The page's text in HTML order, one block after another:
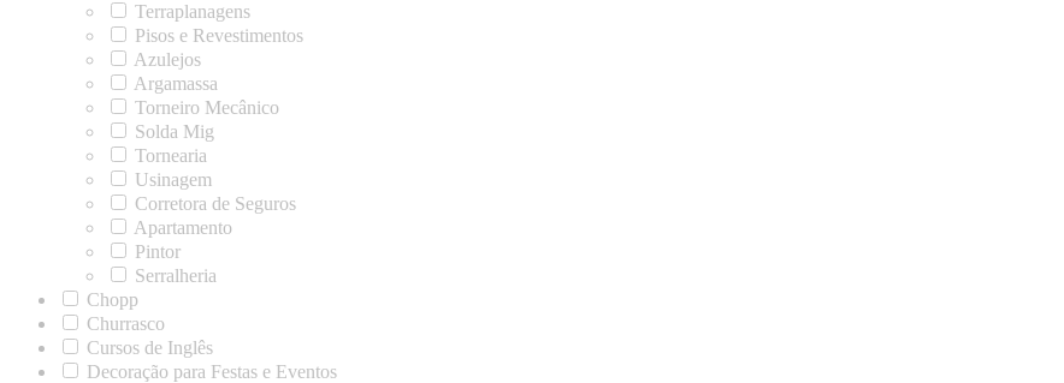
Terraplanagens
Pisos e Revestimentos
Azulejos
Argamassa
Torneiro Mecânico
Solda Mig
Tornearia
Usinagem
Corretora de Seguros
Apartamento
Pintor
Serralheria
Chopp
Churrasco
Cursos de Inglês
Decoração para Festas e Eventos